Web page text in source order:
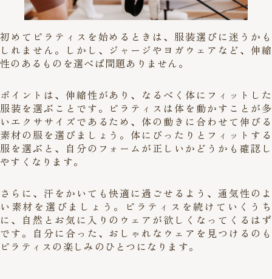
初めてピラティスを始めるときは、服装選びに迷うかも
しれません。しかし、ジャージやヨガウェアなど、伸縮
性のあるものを選べば問題ありません。
ポイントは、伸縮性があり、なるべく体にフィットした
服装を選ぶことです。ピラティスは体を動かすことが多
いエクササイズであるため、体の動きに合わせて伸びる
素材の服を選びましょう。体にぴったりとフィットする
服を選ぶと、自分のフォームが正しいかどうかも確認し
やすくなります。
さらに、汗をかいても快適に過ごせるよう、通気性のよ
い素材を選びましょう。ピラティスを続けていくうち
に、自然とお気に入りのウェアが欲しくなってくるはず
です。自分に合った、おしゃれなウェアを見つけるのも
ピラティスの楽しみのひとつになります。